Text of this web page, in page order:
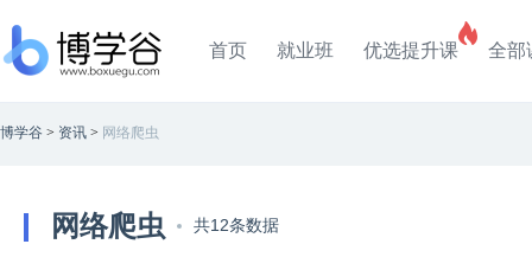
首页 就业班 优选提升课 全部
博学谷 > 资讯 > 网络爬虫
网络爬虫 共12条数据